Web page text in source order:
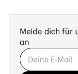
Melde dich für
an